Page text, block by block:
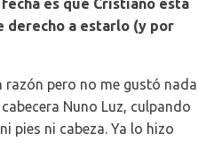
es que Cristiano está
derecho a estarlo (y por
razón pero no me gustó nada
Nuno Luz, culpando
pies ni cabeza. Ya lo hizo